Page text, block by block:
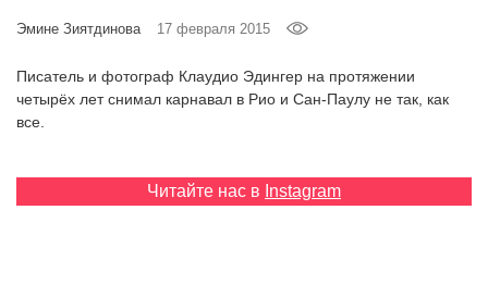
Эмине Зиятдинова 17 февраля 2015
Писатель и фотограф Клаудио Эдингер на протяжении
четырёх лет снимал карнавал в Рио и Сан-Паулу не так, как
все.
Читайте нас в Instagram